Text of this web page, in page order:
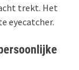
trekt. Het
eyecatcher.